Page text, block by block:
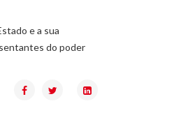
e a sua
do poder